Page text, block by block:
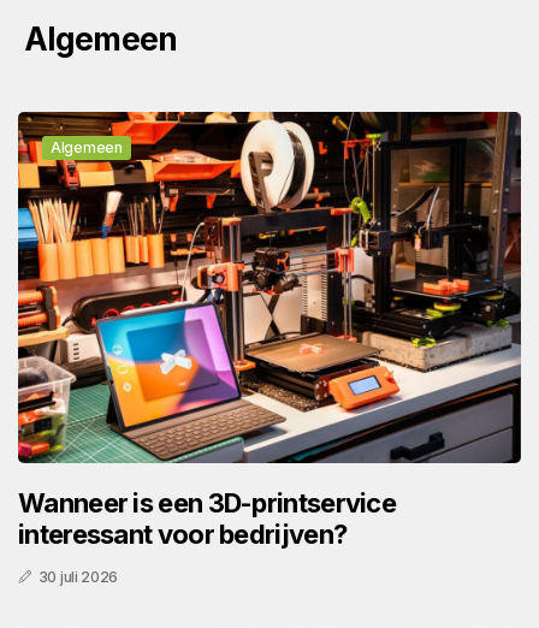
Algemeen
Algemeen
Wanneer is een 3D-printservice
interessant voor bedrijven?
30 juli 2026